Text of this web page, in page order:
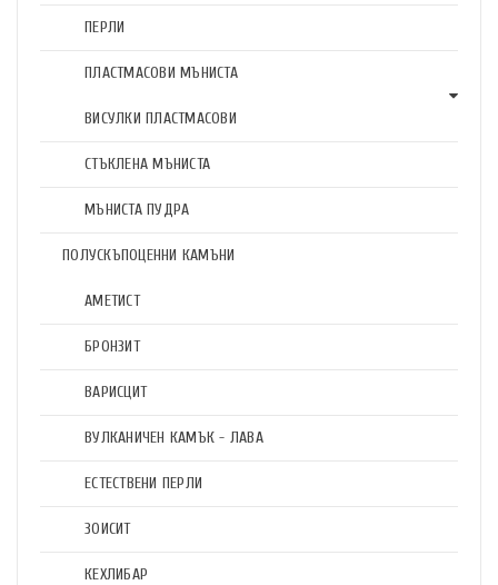
ПЕРЛИ
ПЛАСТМАСОВИ МЪНИСТА
ВИСУЛКИ ПЛАСТМАСОВИ
СТЪКЛЕНА МЪНИСТА
МЪНИСТА ПУДРА
ПОЛУСКЪПОЦЕННИ КАМЪНИ
АМЕТИСТ
БРОНЗИТ
ВАРИСЦИТ
ВУЛКАНИЧЕН КАМЪК - ЛАВА
ЕСТЕСТВЕНИ ПЕРЛИ
ЗОИСИТ
КЕХЛИБАР